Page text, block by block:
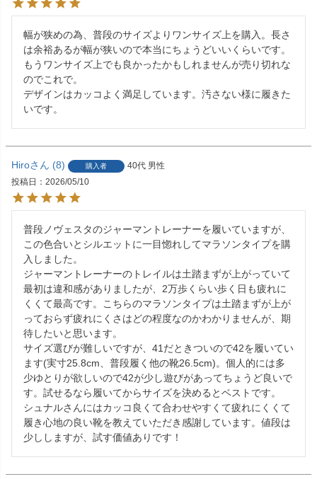
幅が狭めの為、普段のサイズよりワンサイズ上を購入。長さ
は余裕あるが幅が狭いので本当にちょうどいいくらいです。
もうワンサイズ上でも良かったかもしれませんが売り切れな
のでこれで。
デザインはカッコよく満足しています。汚さない様に履きた
Hiro 8 購入者 40代 男性
投稿日
2026/05/10
普段ノヴェスタのジャーマントレーナーを履いていますが、
この色合いとシルエットに一目惚れしてマラソンタイプを購
入しました。
ジャーマントレーナーのトレイルは土踏まずが上がっていて
最初は違和感がありましたが、2万歩くらい歩く日も疲れに
くくて最高です。こちらのマラソンタイプは土踏まずが上が
っておらず疲れにくさはどの程度なのかわかりませんが、期
待したいと思います。
サイズ選びが難しいですが、41だときついので42を履いてい
ます(実寸25.8cm、普段履く他の靴26.5cm)。個人的には多
少ゆとりが欲しいので42が少し遊びがあってちょうど良いで
す。試せるなら履いてからサイズを決めるとベストです。
シュナルさんにはカッコ良くて合わせやすくて疲れにくくて
履き心地の良い靴を教えていただき感謝しています。値段は
少ししますが、試す価値ありです！